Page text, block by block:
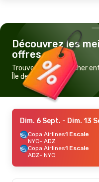
Découvrez les
offres
Trouvez un vol pas cher
Île de San Andres
Dim. 6 Sept. - Dim. 13
Copa Airlines1 Escale
NYC- ADZ
Copa Airlines1 Escale
ADZ- NYC